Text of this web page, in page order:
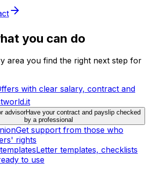
you can do
area you find the right next step for
with clear salary, contract and
advisorHave your contract and payslip checked
by a professional
Get support from those who
rights
Letter templates, checklists
to use